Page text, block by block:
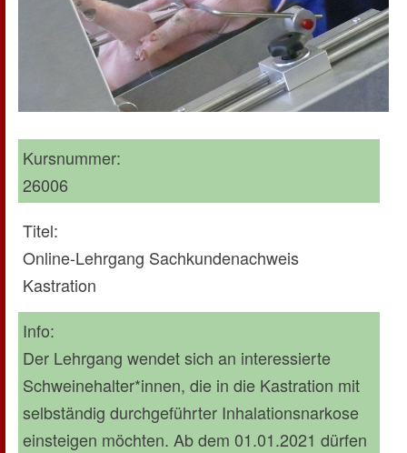
Kursnummer:
26006
Titel:
Online-Lehrgang Sachkundenachweis
Kastration
Info:
Der Lehrgang wendet sich an interessierte
Schweinehalter*innen, die in die Kastration mit
selbständig durchgeführter Inhalationsnarkose
einsteigen möchten. Ab dem 01.01.2021 dürfen